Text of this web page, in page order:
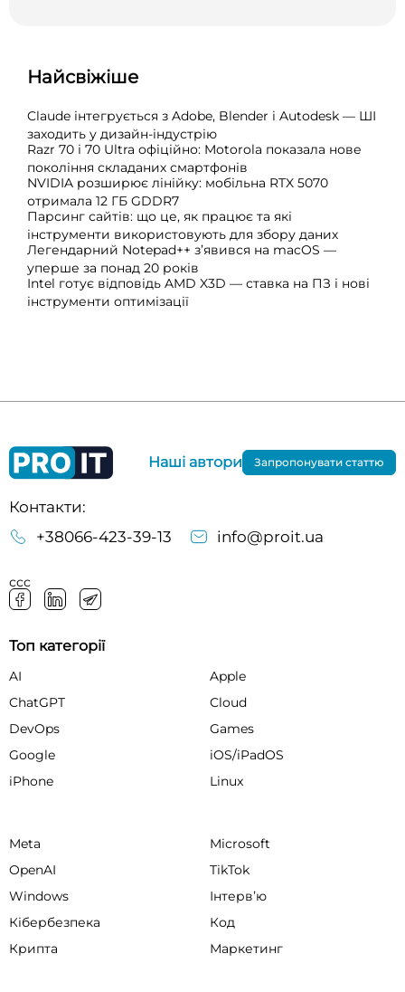
Найсвіжіше
Claude інтегрується з Adobe, Blender і Autodesk — ШІ
заходить у дизайн-індустрію
Razr 70 і 70 Ultra офіційно: Motorola показала нове
покоління складаних смартфонів
NVIDIA розширює лінійку: мобільна RTX 5070
отримала 12 ГБ GDDR7
Парсинг сайтів: що це, як працює та які
інструменти використовують для збору даних
Легендарний Notepad++ з’явився на macOS —
уперше за понад 20 років
Intel готує відповідь AMD X3D — ставка на ПЗ і нові
інструменти оптимізації
Контакти:
+38066-423-39-13
info@proit.ua
ссс
Наші автори Запропонувати статтю
Топ категорії
AI
Apple
ChatGPT
Cloud
DevOps
Games
Google
iOS/iPadOS
iPhone
Linux
Meta
Microsoft
OpenAI
TikTok
Windows
Інтервʼю
Кібербезпека
Код
Крипта
Маркетинг